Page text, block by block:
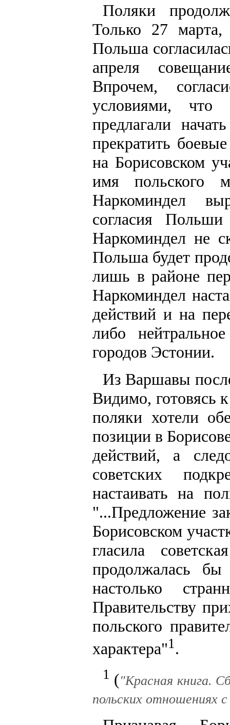
Поляки
Только 27
Польша
апреля
Впрочем,
условиями, что
предлагали
прекратить
на Борисовском
имя польского
Наркоминдел
согласия
Наркоминдел не
Польша будет
лишь в районе
Наркоминдел
действий и на
либо
городов Эстонии.
Из Варшавы
Видимо, готовясь
поляки хотели
позиции в
действий, а
советских
настаивать на
"...Предложение
Борисовском
гласила
продолжалась
настолько
Правительству
польского
характера"1 .
1 ("Красная книга.
польских отношениях